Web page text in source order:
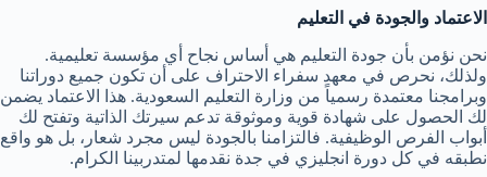
الاعتماد والجودة في التعليم
نحن نؤمن بأن جودة التعليم هي أساس نجاح أي مؤسسة تعليمية.
ولذلك، نحرص في معهد سفراء الاحتراف على أن تكون جميع دوراتنا
وبرامجنا معتمدة رسمياً من وزارة التعليم السعودية. هذا الاعتماد يضمن
لك الحصول على شهادة قوية وموثوقة تدعم سيرتك الذاتية وتفتح لك
أبواب الفرص الوظيفية. فالتزامنا بالجودة ليس مجرد شعار، بل هو واقع
نطبقه في كل دورة انجليزي في جدة نقدمها لمتدربينا الكرام.